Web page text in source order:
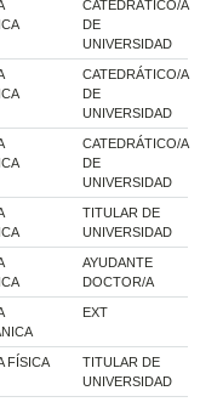
CATEDRÁTICO/A
DE
UNIVERSIDAD
CATEDRÁTICO/A
DE
UNIVERSIDAD
CATEDRÁTICO/A
DE
UNIVERSIDAD
TITULAR DE
UNIVERSIDAD
AYUDANTE
DOCTOR/A
EXT
FÍSICA
TITULAR DE
UNIVERSIDAD